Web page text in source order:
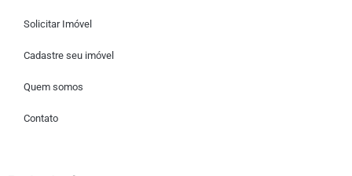
Solicitar Imóvel
Cadastre seu imóvel
Quem somos
Contato